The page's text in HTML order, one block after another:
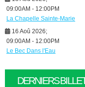
09:00AM - 12:00PM
La Chapelle Sainte-Marie
16 Aoû 2026;
09:00AM - 12:00PM
Le Bec Dans l'Eau
DERNIERS